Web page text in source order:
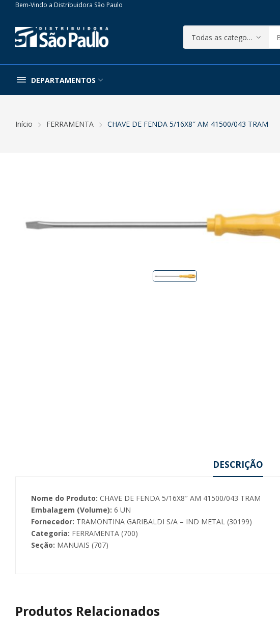
Bem-Vindo a Distribuidora São Paulo
DEPARTAMENTOS
Início FERRAMENTA CHAVE DE FENDA 5/16X8″ AM 41500/043 TRAM
DESCRIÇÃO
Nome do Produto: CHAVE DE FENDA 5/16X8″ AM 41500/043 TRAM
Embalagem (Volume): 6 UN
Fornecedor: TRAMONTINA GARIBALDI S/A – IND METAL (30199)
Categoria: FERRAMENTA (700)
Seção: MANUAIS (707)
Produtos Relacionados